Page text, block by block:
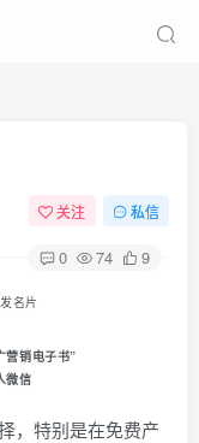
关注 私信
0 74 9
名片
营销电子书”
微信
，特别是在免费产